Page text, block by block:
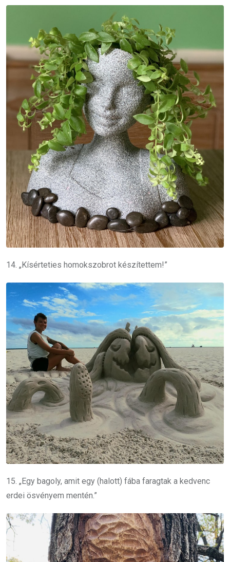
14. „Kísérteties homokszobrot készítettem!”
15. „Egy bagoly, amit egy (halott) fába faragtak a kedvenc
erdei ösvényem mentén.”